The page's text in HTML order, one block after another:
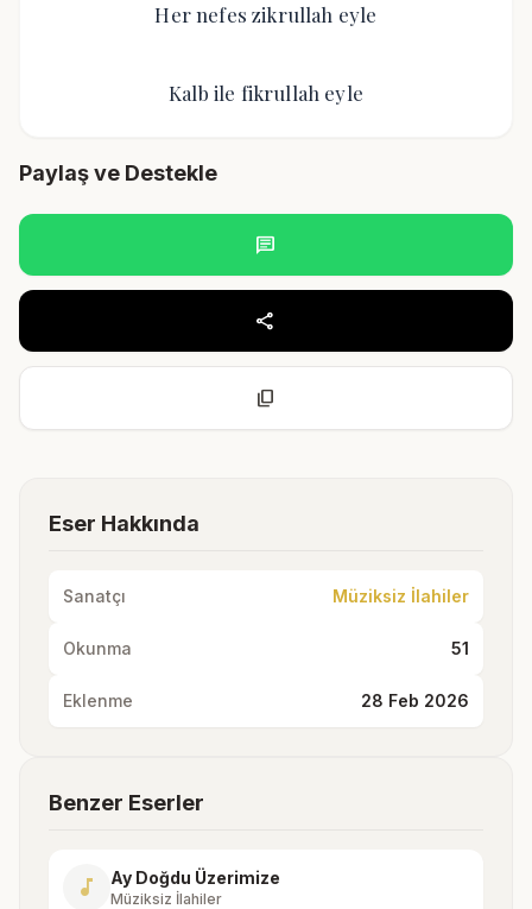
Her nefes zikrullah eyle
Kalb ile fikrullah eyle
Paylaş ve Destekle
chat
share
content_copy
Eser Hakkında
Sanatçı Müziksiz İlahiler
Okunma 51
Eklenme 28 Feb 2026
Benzer Eserler
music_note Ay Doğdu Üzerimize
Müziksiz İlahiler